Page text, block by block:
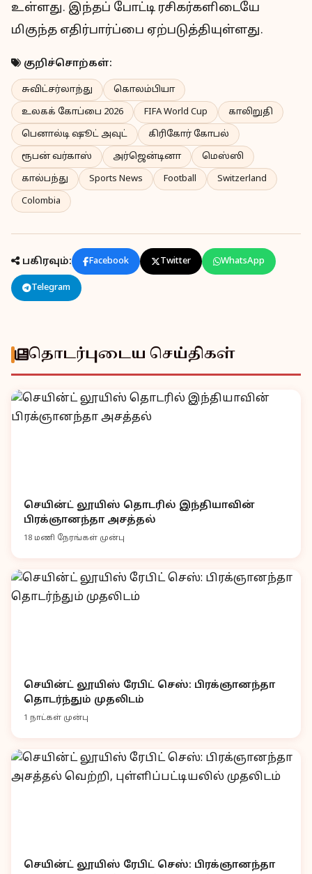
உள்ளது. இந்தப் போட்டி ரசிகர்களிடையே
மிகுந்த எதிர்பார்ப்பை ஏற்படுத்தியுள்ளது.
குறிச்சொற்கள்:
சுவிட்சர்லாந்து
கொலம்பியா
உலகக் கோப்பை 2026
FIFA World Cup
காலிறுதி
பெனால்டி ஷூட் அவுட்
கிரிகோர் கோபல்
ரூபன் வர்காஸ்
அர்ஜென்டினா
மெஸ்ஸி
கால்பந்து
Sports News Football
Switzerland
Colombia
பகிரவும்: Facebook Twitter WhatsApp
Telegram
தொடர்புடைய செய்திகள்
செயின்ட் லூயிஸ் தொடரில் இந்தியாவின்
பிரக்ஞானந்தா அசத்தல்
18 மணி நேரங்கள் முன்பு
செயின்ட் லூயிஸ் ரேபிட் செஸ்: பிரக்ஞானந்தா
தொடர்ந்தும் முதலிடம்
1 நாட்கள் முன்பு
செயின்ட் லூயிஸ் ரேபிட் செஸ்: பிரக்ஞானந்தா